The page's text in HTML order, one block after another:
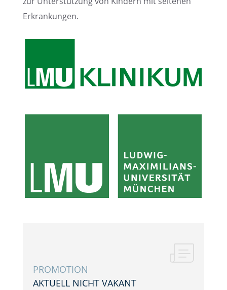
Erkrankungen.
PROMO­TION
AKTUELL NICHT VAKANT